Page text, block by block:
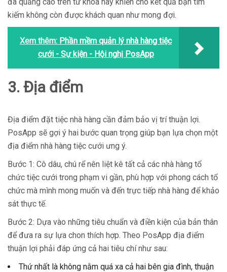
kiếm không còn được khách quan như mong đợi.
Xem thêm: Phần mềm quản lý nhà hàng tiệc
cưới - Sự kiện - Hội nghị PosApp
3. Địa điểm
Địa điểm đặt tiệc nhà hàng cần đảm bảo vị trí thuận lợi.
PosApp sẽ gợi ý hai bước quan trọng giúp bạn lựa chọn một
địa điểm nhà hàng tiệc cưới ưng ý.
Bước 1: Cô dâu, chú rể nên liệt kê tất cả các nhà hàng tổ
chức tiệc cưới trong phạm vi gần, phù hợp với phong cách tổ
chức mà mình mong muốn và đến trực tiếp nhà hàng để khảo
sát thực tế.
Bước 2: Dựa vào những tiêu chuẩn và điền kiện của bản thân
để đưa ra sự lựa chon thích hợp. Theo PosApp địa điểm
thuận lợi phải đáp ứng cả hai tiêu chí như sau:
Thứ nhất là không nằm quá xa cả hai bên gia đình, thuận